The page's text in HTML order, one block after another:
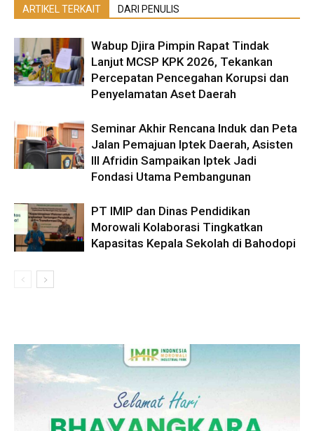
ARTIKEL TERKAIT DARI PENULIS
Wabup Djira Pimpin Rapat Tindak
Lanjut MCSP KPK 2026, Tekankan
Percepatan Pencegahan Korupsi dan
Penyelamatan Aset Daerah
Seminar Akhir Rencana Induk dan Peta
Jalan Pemajuan Iptek Daerah, Asisten
III Afridin Sampaikan Iptek Jadi
Fondasi Utama Pembangunan
PT IMIP dan Dinas Pendidikan
Morowali Kolaborasi Tingkatkan
Kapasitas Kepala Sekolah di Bahodopi